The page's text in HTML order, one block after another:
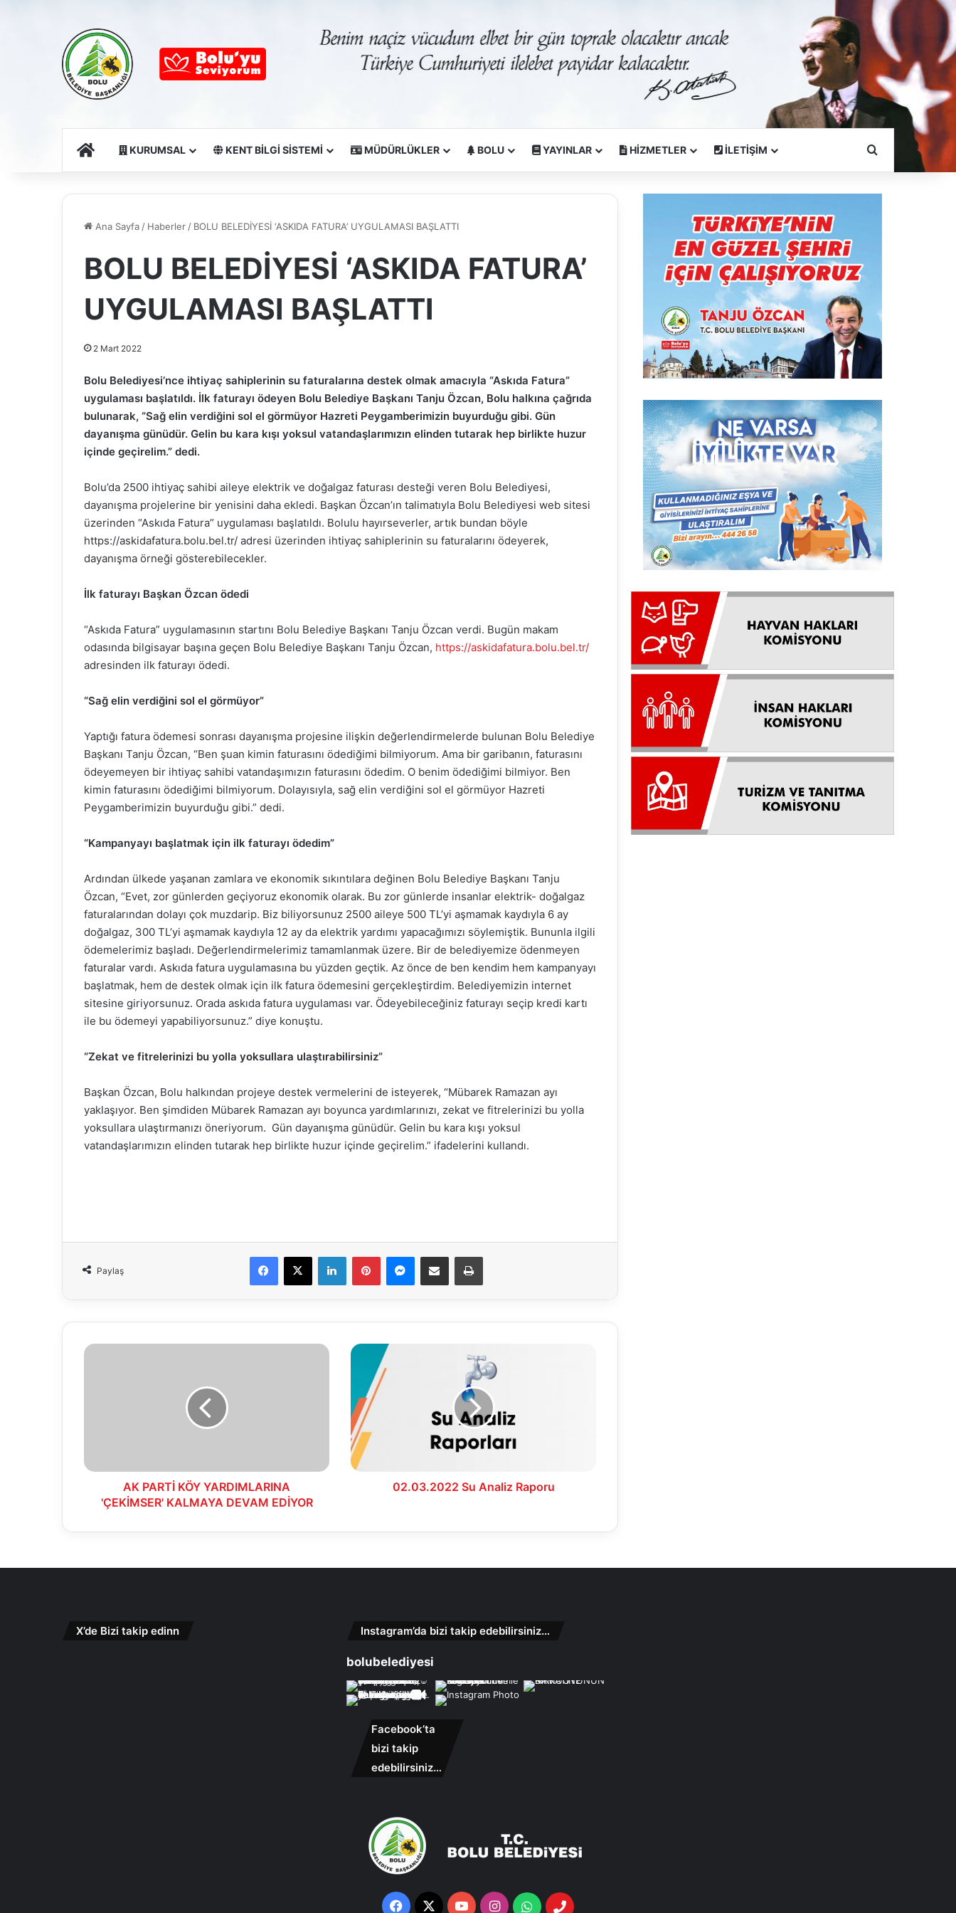
Ana SayfaKURUMSAL KENT BİLGİ SİSTEMİ MÜDÜRLÜKLER BOLU YAYINLAR HİZMETLER İLETİŞİM Arama Yapın
Ana Sayfa / Haberler / BOLU BELEDİYESİ ‘ASKIDA FATURA’ UYGULAMASI BAŞLATTI
BOLU BELEDİYESİ ‘ASKIDA FATURA’
UYGULAMASI BAŞLATTI
2 Mart 2022
Bolu Belediyesi’nce ihtiyaç sahiplerinin su faturalarına destek olmak amacıyla “Askıda Fatura”
uygulaması başlatıldı. İlk faturayı ödeyen Bolu Belediye Başkanı Tanju Özcan, Bolu halkına çağrıda
bulunarak, “Sağ elin verdiğini sol el görmüyor Hazreti Peygamberimizin buyurduğu gibi. Gün
dayanışma günüdür. Gelin bu kara kışı yoksul vatandaşlarımızın elinden tutarak hep birlikte huzur
içinde geçirelim.” dedi.
Bolu’da 2500 ihtiyaç sahibi aileye elektrik ve doğalgaz faturası desteği veren Bolu Belediyesi,
dayanışma projelerine bir yenisini daha ekledi. Başkan Özcan’ın talimatıyla Bolu Belediyesi web sitesi
üzerinden “Askıda Fatura” uygulaması başlatıldı. Bolulu hayırseverler, artık bundan böyle
https://askidafatura.bolu.bel.tr/ adresi üzerinden ihtiyaç sahiplerinin su faturalarını ödeyerek,
dayanışma örneği gösterebilecekler.
İlk faturayı Başkan Özcan ödedi
“Askıda Fatura” uygulamasının startını Bolu Belediye Başkanı Tanju Özcan verdi. Bugün makam
odasında bilgisayar başına geçen Bolu Belediye Başkanı Tanju Özcan, https://askidafatura.bolu.bel.tr/
adresinden ilk faturayı ödedi.
“Sağ elin verdiğini sol el görmüyor”
Yaptığı fatura ödemesi sonrası dayanışma projesine ilişkin değerlendirmelerde bulunan Bolu Belediye
Başkanı Tanju Özcan, “Ben şuan kimin faturasını ödediğimi bilmiyorum. Ama bir garibanın, faturasını
ödeyemeyen bir ihtiyaç sahibi vatandaşımızın faturasını ödedim. O benim ödediğimi bilmiyor. Ben
kimin faturasını ödediğimi bilmiyorum. Dolayısıyla, sağ elin verdiğini sol el görmüyor Hazreti
Peygamberimizin buyurduğu gibi.” dedi.
“Kampanyayı başlatmak için ilk faturayı ödedim”
Ardından ülkede yaşanan zamlara ve ekonomik sıkıntılara değinen Bolu Belediye Başkanı Tanju
Özcan, “Evet, zor günlerden geçiyoruz ekonomik olarak. Bu zor günlerde insanlar elektrik- doğalgaz
faturalarından dolayı çok muzdarip. Biz biliyorsunuz 2500 aileye 500 TL’yi aşmamak kaydıyla 6 ay
doğalgaz, 300 TL’yi aşmamak kaydıyla 12 ay da elektrik yardımı yapacağımızı söylemiştik. Bununla ilgili
ödemelerimiz başladı. Değerlendirmelerimiz tamamlanmak üzere. Bir de belediyemize ödenmeyen
faturalar vardı. Askıda fatura uygulamasına bu yüzden geçtik. Az önce de ben kendim hem kampanyayı
başlatmak, hem de destek olmak için ilk fatura ödemesini gerçekleştirdim. Belediyemizin internet
sitesine giriyorsunuz. Orada askıda fatura uygulaması var. Ödeyebileceğiniz faturayı seçip kredi kartı
ile bu ödemeyi yapabiliyorsunuz.” diye konuştu.
“Zekat ve fitrelerinizi bu yolla yoksullara ulaştırabilirsiniz”
Başkan Özcan, Bolu halkından projeye destek vermelerini de isteyerek, “Mübarek Ramazan ayı
yaklaşıyor. Ben şimdiden Mübarek Ramazan ayı boyunca yardımlarınızı, zekat ve fitrelerinizi bu yolla
yoksullara ulaştırmanızı öneriyorum. Gün dayanışma günüdür. Gelin bu kara kışı yoksul
vatandaşlarımızın elinden tutarak hep birlikte huzur içinde geçirelim.” ifadelerini kullandı.
Paylaş
Facebook
X LinkedInPinterestMessenger
E-Mail ile paylaş Yazdır
AK
AK PARTİ KÖY YARDIMLARINA
'ÇEKİMSER' KALMAYA DEVAM EDİYOR
02.03.2022
Analiz
Raporu
02.03.2022 Su Analiz Raporu
X’de Bizi takip edinn Instagram’da bizi takip edebilirsiniz…
bolubelediyesi
Facebook’ta
bizi takip
edebilirsiniz…
Facebook
X YouTubeInstagramWhatsappTelefon